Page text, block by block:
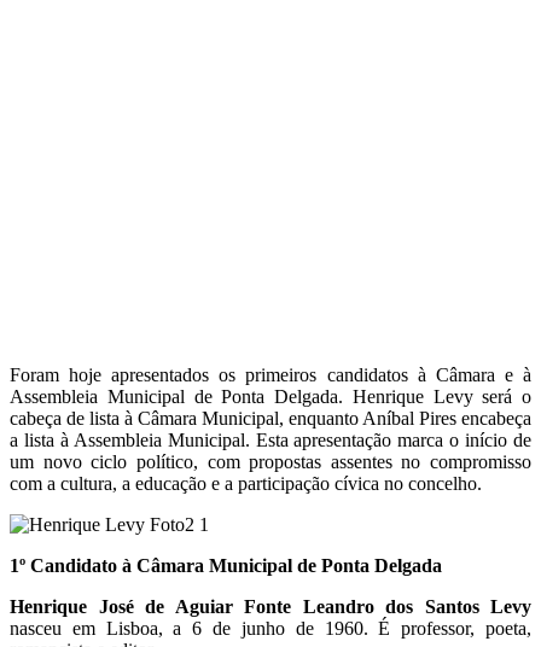
Foram hoje apresentados os primeiros candidatos à Câmara e à
Assembleia Municipal de Ponta Delgada. Henrique Levy será o
cabeça de lista à Câmara Municipal, enquanto Aníbal Pires encabeça
a lista à Assembleia Municipal. Esta apresentação marca o início de
um novo ciclo político, com propostas assentes no compromisso
com a cultura, a educação e a participação cívica no concelho.
1º Candidato à Câmara Municipal de Ponta Delgada
Henrique José de Aguiar Fonte Leandro dos Santos Levy
nasceu em Lisboa, a 6 de junho de 1960. É professor, poeta,